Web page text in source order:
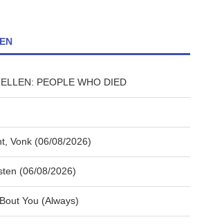
PEOPLE WHO DIED
Vonk (06/08/2026)
(06/08/2026)
You (Always)